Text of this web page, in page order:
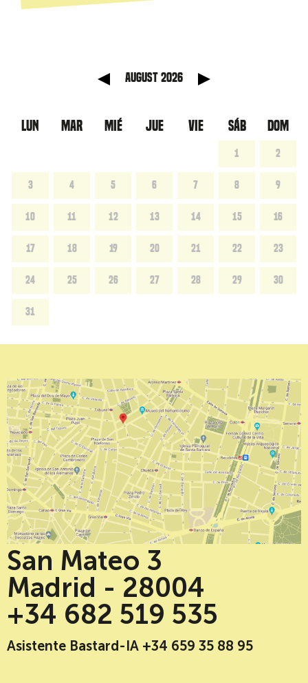
August 2026
LUN MAR MIÉ JUE VIE SÁB DOM
1 2
3 4 5 6 7 8 9
10 11 12 13 14 15 16
17 18 19 20 21 22 23
24 25 26 27 28 29 30
31
San Mateo 3
Madrid - 28004
+34 682 519 535
Asistente Bastard-IA +34 659 35 88 95